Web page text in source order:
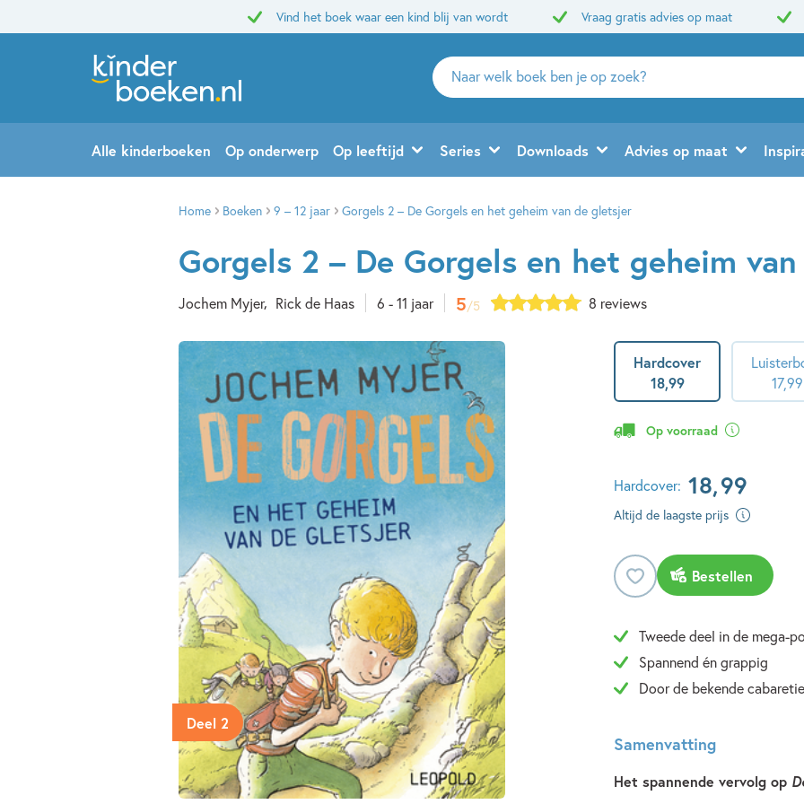
Vind het boek waar een kind blij van wordt Vraag gratis advies op maat
Zoeken
naar
en
uitgevers
Alle kinderboeken Op onderwerp Op leeftijd Series Downloads Advies op maat
Home Boeken 9 – 12 jaar Gorgels 2 – De Gorgels en het geheim van de gletsjer
Gorgels 2 – De Gorgels en het geheim
Jochem Myjer Rick de Haas 6 - 11 jaar 5/5 8 reviews
Deel 2
Hardcover
18,99
17,99
Op voorraad
Hardcover: 18,99
Altijd de laagste prijs
Bestellen
Tweede deel in de mega-
Spannend én grappig
Door de bekende
Samenvatting
Het spannende vervolg op